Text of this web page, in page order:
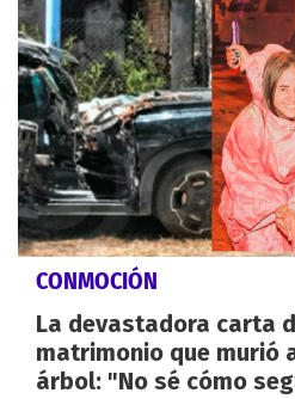
CONMOCIÓN
La devastadora carta
matrimonio que murió
árbol: "No sé cómo